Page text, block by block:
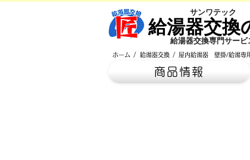
ホーム / 給湯器交換 / 屋内給湯器 壁掛/給湯専
給湯器交換
​サンワテック
給湯器交換専門サービ
商品情報